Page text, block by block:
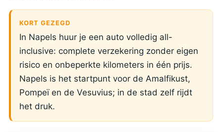
KORT GEZEGD
In Napels huur je een auto volledig all-
inclusive: complete verzekering zonder eigen
risico en onbeperkte kilometers in één prijs.
Napels is het startpunt voor de Amalfikust,
Pompeï en de Vesuvius; in de stad zelf rijdt
het druk.